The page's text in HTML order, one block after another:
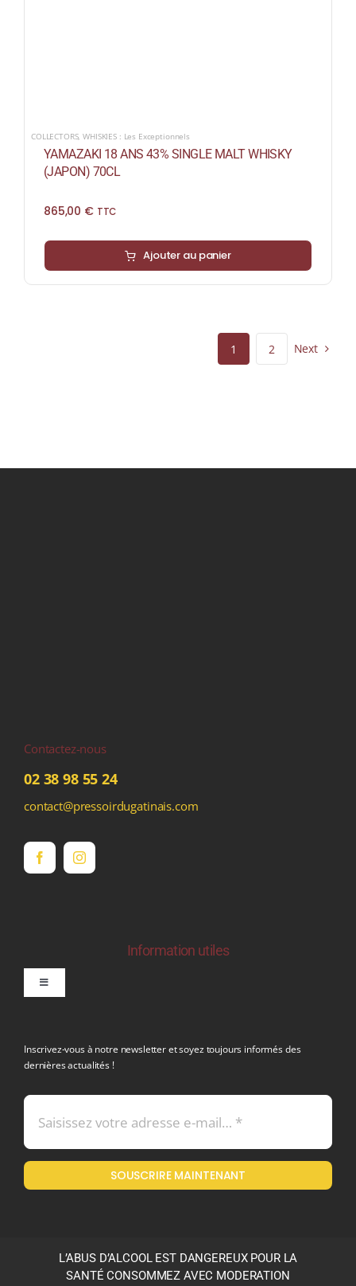
COLLECTORS,WHISKIES : Les Exceptionnels
YAMAZAKI 18 ANS 43% SINGLE MALT WHISKY
(JAPON) 70CL
865,00 € TTC
Ajouter au panier
1 2 Next
Contactez-nous
02 38 98 55 24
contact@pressoirdugatinais.com
Information utiles
Toggle
Mentions légales
Politique en matière de remboursements et de retours
Inscrivez-vous à notre newsletter et soyez toujours informés des
dernières actualités !
SOUSCRIRE MAINTENANT
L’ABUS D’ALCOOL EST DANGEREUX POUR LA
SANTÉ CONSOMMEZ AVEC MODERATION